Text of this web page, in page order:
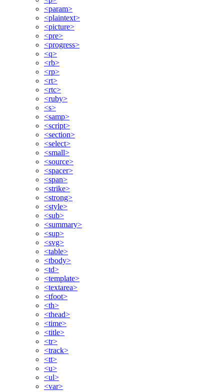
<param>
<plaintext>
<picture>
<pre>
<progress>
<q>
<rb>
<rp>
<rt>
<rtc>
<ruby>
<s>
<samp>
<script>
<section>
<select>
<small>
<source>
<spacer>
<span>
<strike>
<strong>
<style>
<sub>
<summary>
<sup>
<svg>
<table>
<tbody>
<td>
<template>
<textarea>
<tfoot>
<th>
<thead>
<time>
<title>
<tr>
<track>
<tt>
<u>
<ul>
<var>